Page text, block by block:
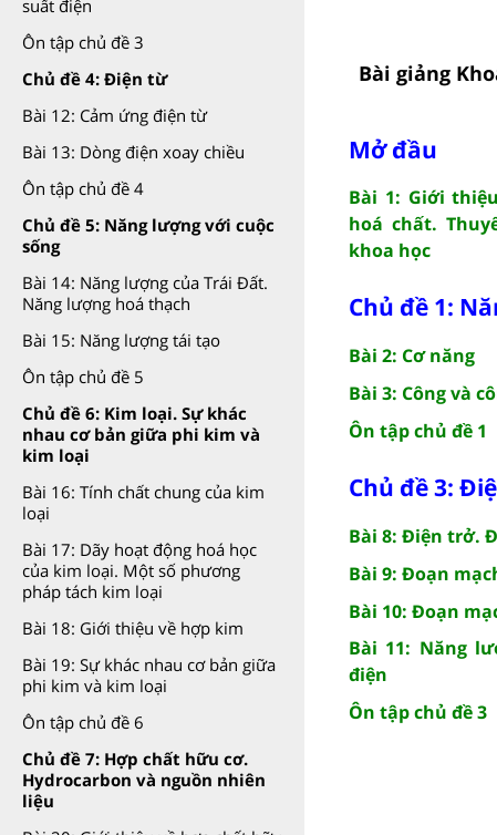
suất điện
Ôn tập chủ đề 3
Chủ đề 4: Điện từ
Bài 12: Cảm ứng điện từ
Bài 13: Dòng điện xoay chiều
Ôn tập chủ đề 4
Chủ đề 5: Năng lượng với cuộc
sống
Bài 14: Năng lượng của Trái Đất.
Năng lượng hoá thạch
Bài 15: Năng lượng tái tạo
Ôn tập chủ đề 5
Chủ đề 6: Kim loại. Sự khác
nhau cơ bản giữa phi kim và
kim loại
Bài 16: Tính chất chung của kim
loại
Bài 17: Dãy hoạt động hoá học
của kim loại. Một số phương
pháp tách kim loại
Bài 18: Giới thiệu về hợp kim
Bài 19: Sự khác nhau cơ bản giữa
phi kim và kim loại
Ôn tập chủ đề 6
Chủ đề 7: Hợp chất hữu cơ.
Hydrocarbon và nguồn nhiên
liệu
Bài giảng
Mở đầu
Bài 1: Giới
hoá chất.
khoa học
Chủ đề 1:
Bài 2: Cơ năng
Bài 3: Công và
Ôn tập chủ đề 1
Chủ đề 3:
Bài 8: Điện trở.
Bài 9: Đoạn
Bài 10: Đoạn
Bài 11: Năng
điện
Ôn tập chủ đề 3